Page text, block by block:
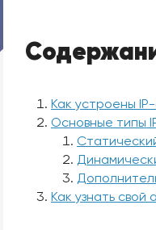
Как устроены
Основные типы
Как узнать свой